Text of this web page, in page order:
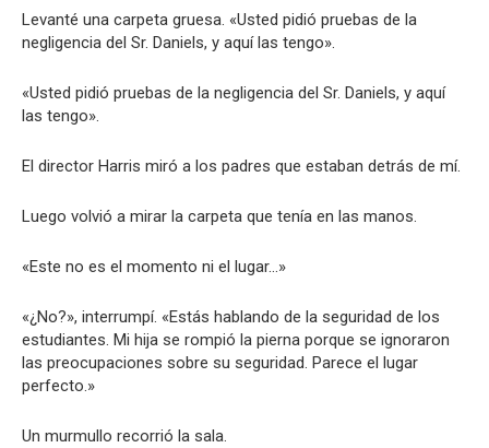
Levanté una carpeta gruesa. «Usted pidió pruebas de la
negligencia del Sr. Daniels, y aquí las tengo».
«Usted pidió pruebas de la negligencia del Sr. Daniels, y aquí
las tengo».
El director Harris miró a los padres que estaban detrás de mí.
Luego volvió a mirar la carpeta que tenía en las manos.
«Este no es el momento ni el lugar…»
«¿No?», interrumpí. «Estás hablando de la seguridad de los
estudiantes. Mi hija se rompió la pierna porque se ignoraron
las preocupaciones sobre su seguridad. Parece el lugar
perfecto.»
Un murmullo recorrió la sala.